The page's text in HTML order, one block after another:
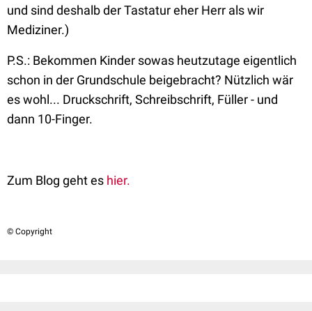
und sind deshalb der Tastatur eher Herr als wir
Mediziner.)
P.S.: Bekommen Kinder sowas heutzutage eigentlich
schon in der Grundschule beigebracht? Nützlich wär
es wohl... Druckschrift, Schreibschrift, Füller - und
dann 10-Finger.
Zum Blog geht es hier.
© Copyright